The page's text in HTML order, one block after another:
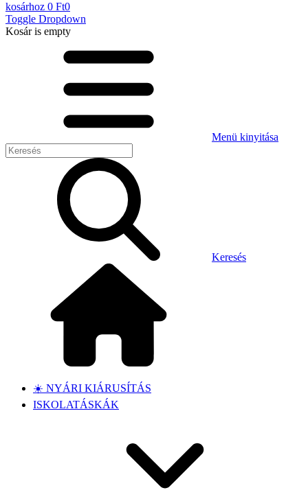
kosárhoz 0 Ft0
Toggle Dropdown
Kosáris empty
Menü kinyitása
Keresés
☀️ NYÁRI KIÁRUSÍTÁS
ISKOLATÁSKÁK